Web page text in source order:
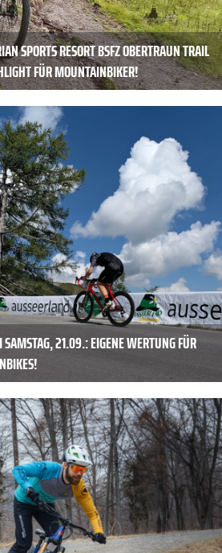
SPORTS RESORT BSFZ OBERTRAUN TRAIL
FÜR MOUNTAINBIKER!
SAMSTAG, 21.09.: EIGENE WERTUNG FÜR